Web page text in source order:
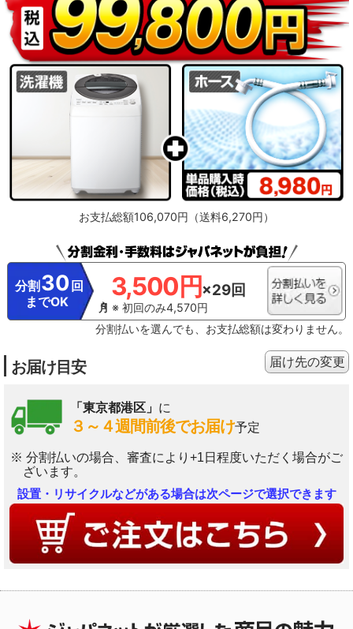
お支払総額106,070円（送料6,270円）
分割 30 回
までOK
3,500円×29回
※ 初回のみ4,570円
分割払いを選んでも、お支払総額は変わりません。
お届け目安
「東京都港区」 に
３～４週間前後でお届け予定
※ 分割払いの場合、審査により+1日程度いただく場合がご
ざいます。
届け先の変更
設置・リサイクルなどがある場合は次ページで選択できます